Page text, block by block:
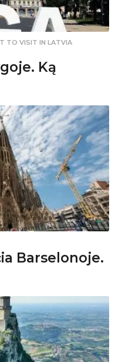
TO VISIT IN LATVIA
Ką
Barselonoje.